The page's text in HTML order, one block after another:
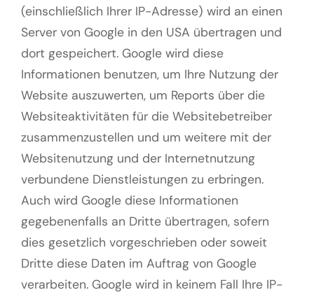
(einschließlich Ihrer IP-Adresse) wird an einen
Server von Google in den USA übertragen und
dort gespeichert. Google wird diese
Informationen benutzen, um Ihre Nutzung der
Website auszuwerten, um Reports über die
Websiteaktivitäten für die Websitebetreiber
zusammenzustellen und um weitere mit der
Websitenutzung und der Internetnutzung
verbundene Dienstleistungen zu erbringen.
Auch wird Google diese Informationen
gegebenenfalls an Dritte übertragen, sofern
dies gesetzlich vorgeschrieben oder soweit
Dritte diese Daten im Auftrag von Google
verarbeiten. Google wird in keinem Fall Ihre IP-